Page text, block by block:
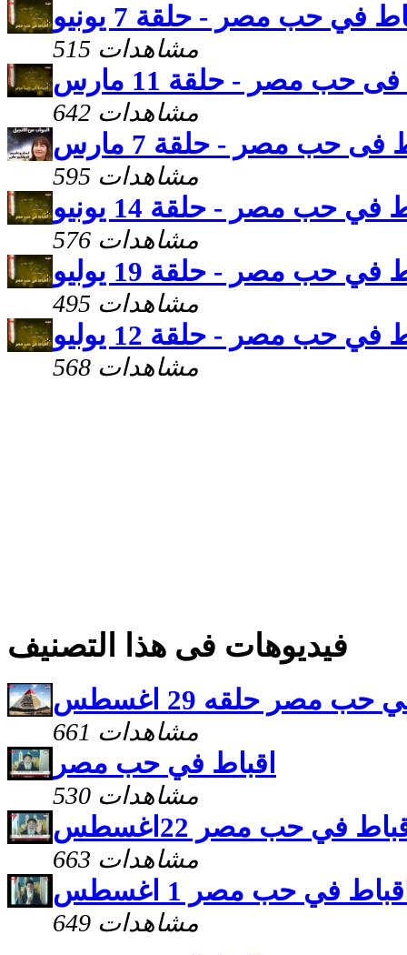
في حب مصر - حلقة 7 يونيو
515 مشاهدات
حب مصر - حلقة 11 مارس
642 مشاهدات
فى حب مصر - حلقة 7 مارس
595 مشاهدات
في حب مصر - حلقة 14 يونيو
576 مشاهدات
في حب مصر - حلقة 19 يوليو
495 مشاهدات
في حب مصر - حلقة 12 يوليو
568 مشاهدات
فيديوهات فى هذا التصنيف
مصر حلقه 29 اغسطس
661 مشاهدات
اقباط في حب مصر
530 مشاهدات
في حب مصر 22اغسطس
663 مشاهدات
في حب مصر 1 اغسطس
649 مشاهدات